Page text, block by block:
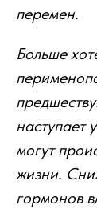
перемен.
Больше
наступает
могут
жизни.
гормонов